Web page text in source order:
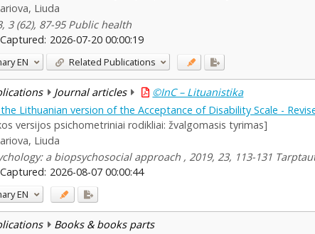
Liuda
3 (62), 87-95 Public health
Captured: 2026-07-20 00:00:19
EN Related Publications
Journal articles ©InC – Lituanistika
Lithuanian version of the Acceptance of Disability Scale -
versijos psichometriniai rodikliai: žvalgomasis tyrimas]
Liuda
a biopsychosocial approach , 2019, 23, 113-131
Captured: 2026-08-07 00:00:44
EN
Books & books parts